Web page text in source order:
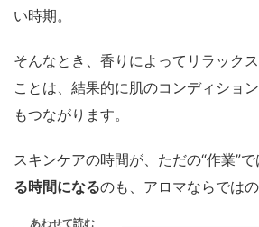
い時期。
そんなとき、香りによってリラック
ことは、結果的に肌のコンディショ
もつながります。
スキンケアの時間が、ただの“作業”で
る時間になるのも、アロマならではの
あわせて読む